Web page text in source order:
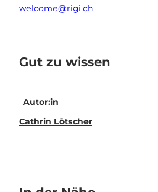
welcome@rigi.ch
Gut zu wissen
Autor:in
Cathrin Lötscher